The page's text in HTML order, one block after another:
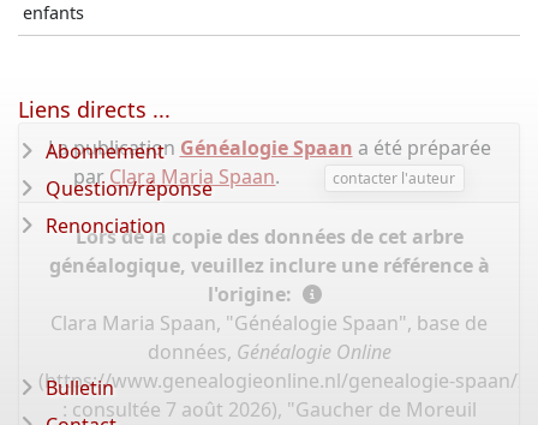
enfants
La publication Généalogie Spaan a été préparée
par Clara Maria Spaan. contacter l'auteur
Lors de la copie des données de cet arbre
généalogique, veuillez inclure une référence à
l'origine:
Clara Maria Spaan, "Généalogie Spaan", base de
données, Généalogie Online
(https://www.genealogieonline.nl/genealogie-spaan/
: consultée 7 août 2026), "Gaucher de Moreuil
Liens directs ...
Abonnement
Question/réponse
Renonciation
Bulletin